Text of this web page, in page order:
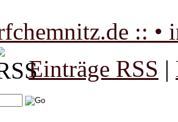
:: •
Einträge RSS |